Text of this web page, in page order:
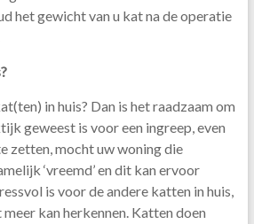
het gewicht van u kat na de operatie
in huis? Dan is het raadzaam om
geweest is voor een ingreep, even
zetten, mocht uw woning die
‘vreemd’ en dit kan ervoor
is voor de andere katten in huis,
kan herkennen. Katten doen